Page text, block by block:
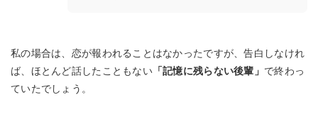
私の場合は、恋が報われることはなかったですが、告白しなけれ
ば、ほとんど話したこともない「記憶に残らない後輩」 で終わっ
ていたでしょう。